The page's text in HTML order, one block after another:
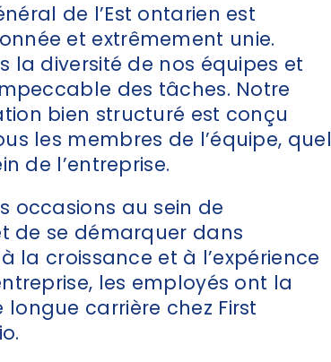
de l’Est ontarien est
et extrêmement unie.
la diversité de nos équipes et
des tâches. Notre
bien structuré est conçu
les membres de l’équipe, quel
de l’entreprise.
occasions au sein de
de se démarquer dans
la croissance et à l’expérience
les employés ont la
carrière chez First